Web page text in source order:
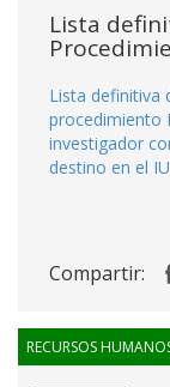
Lista
Lista definitiva
procedimiento
investigador
destino en el
Compartir:
RECURSOS